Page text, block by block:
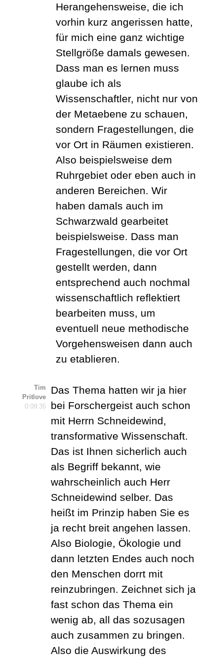
Herangehensweise, die ich
vorhin kurz angerissen hatte,
für mich eine ganz wichtige
Stellgröße damals gewesen.
Dass man es lernen muss
glaube ich als
Wissenschaftler, nicht nur von
der Metaebene zu schauen,
sondern Fragestellungen, die
vor Ort in Räumen existieren.
Also beispielsweise dem
Ruhrgebiet oder eben auch in
anderen Bereichen. Wir
haben damals auch im
Schwarzwald gearbeitet
beispielsweise. Dass man
Fragestellungen, die vor Ort
gestellt werden, dann
entsprechend auch nochmal
wissenschaftlich reflektiert
bearbeiten muss, um
eventuell neue methodische
Vorgehensweisen dann auch
zu etablieren.
Tim
Pritlove
0:09:35
Das Thema hatten wir ja hier
bei Forschergeist auch schon
mit Herrn Schneidewind,
transformative Wissenschaft.
Das ist Ihnen sicherlich auch
als Begriff bekannt, wie
wahrscheinlich auch Herr
Schneidewind selber. Das
heißt im Prinzip haben Sie es
ja recht breit angehen lassen.
Also Biologie, Ökologie und
dann letzten Endes auch noch
den Menschen dorrt mit
reinzubringen. Zeichnet sich ja
fast schon das Thema ein
wenig ab, all das sozusagen
auch zusammen zu bringen.
Also die Auswirkung des